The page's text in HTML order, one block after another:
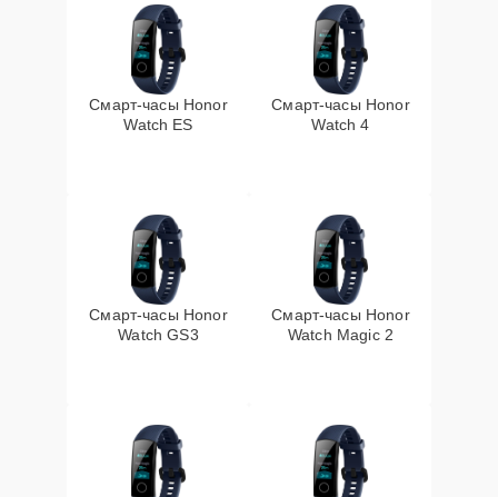
Смарт-часы Honor
Watch ES
Смарт-часы Honor
Watch 4
Смарт-часы Honor
Watch GS3
Смарт-часы Honor
Watch Magic 2